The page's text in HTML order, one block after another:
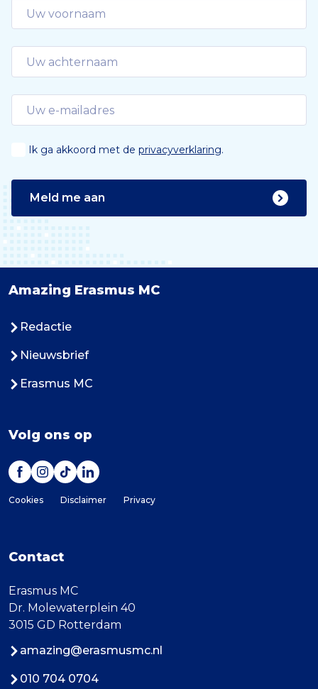
Ik ga akkoord met de privacyverklaring.
Meld me aan
Amazing Erasmus MC
Redactie
Nieuwsbrief
Erasmus MC
Volg ons op
Cookies Disclaimer Privacy
Contact
Erasmus MC
Dr. Molewaterplein 40
3015 GD Rotterdam
amazing@erasmusmc.nl
010 704 0704